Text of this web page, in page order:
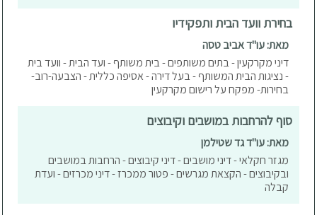
בחירת וועד הבית ותפקידיו
מאת: עו"ד אביב טסה
דיני מקרקעין - בתים משותפים - בית משותף - ועד הבית - וועד בית
- נציגות הבית המשותף - בעל דירה - אסיפה כללית - הצבעה-רוב-
בחירות- מפקח על רישום מקרקעין
סוף להרחבות במושבים וקיבוצים
מאת: עו"ד גד שטילמן
מגזר חקלאי - דיני מושבים - דיני קיבוצים - הרחבות במושבים
ובקיבוצים - הקצאת מגרשים - פטור ממכרז - דיני מכרזים - ועדת
קבלה